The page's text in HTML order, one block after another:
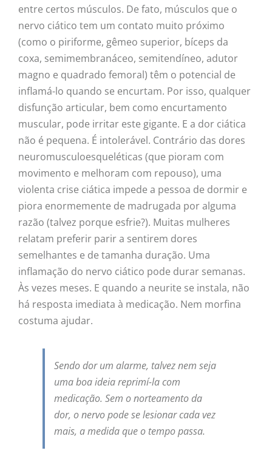
entre certos músculos. De fato, músculos que o
nervo ciático tem um contato muito próximo
(como o piriforme, gêmeo superior, bíceps da
coxa, semimembranáceo, semitendíneo, adutor
magno e quadrado femoral) têm o potencial de
inflamá-lo quando se encurtam. Por isso, qualquer
disfunção articular, bem como encurtamento
muscular, pode irritar este gigante. E a dor ciática
não é pequena. É intolerável. Contrário das dores
neuromusculoesqueléticas (que pioram com
movimento e melhoram com repouso), uma
violenta crise ciática impede a pessoa de dormir e
piora enormemente de madrugada por alguma
razão (talvez porque esfrie?). Muitas mulheres
relatam preferir parir a sentirem dores
semelhantes e de tamanha duração. Uma
inflamação do nervo ciático pode durar semanas.
Às vezes meses. E quando a neurite se instala, não
há resposta imediata à medicação. Nem morfina
costuma ajudar.
Sendo dor um alarme, talvez nem seja
uma boa ideia reprimí-la com
medicação. Sem o norteamento da
dor, o nervo pode se lesionar cada vez
mais, a medida que o tempo passa.